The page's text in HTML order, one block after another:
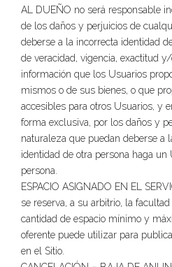
AL DUEÑO no será responsable
de los daños y perjuicios de
deberse a la incorrecta identidad
de veracidad, vigencia, exactitud
información que los Usuarios
mismos o de sus bienes, o que
accesibles para otros Usuarios, y
forma exclusiva, por los daños y
naturaleza que puedan deberse a
identidad de otra persona haga un
persona.
ESPACIO ASIGNADO EN EL
se reserva, a su arbitrio, la
cantidad de espacio mínimo y
oferente puede utilizar para
en el Sitio.